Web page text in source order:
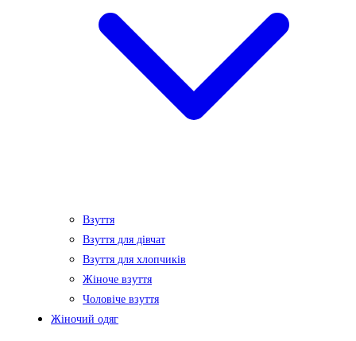
Взуття
Взуття для дівчат
Взуття для хлопчиків
Жіноче взуття
Чоловіче взуття
Жіночий одяг